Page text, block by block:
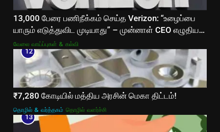
13,000 பேரை பணிநீக்கம் செய்த Verizon: “உழைப்பை
யாரும் எடுத்துவிட முடியாது” – முன்னாள் CEO எழுதிய
உருக்கமான கடிதம்!
வேலை வாய்ப்புகள் & கல்வி
12
₹7,280 கோடியில் மத்திய அரசின் மெகா திட்டம்!
தொழில் & வர்த்தகம் தொழில் வளர்ச்சி
13